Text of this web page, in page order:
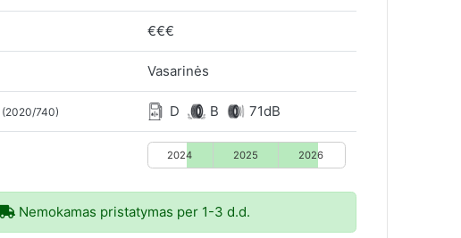
€€€
Vasarinės
(2020/740) D B 71dB
2024 2025 2026
Nemokamas pristatymas per 1-3 d.d.